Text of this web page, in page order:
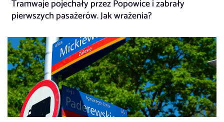
Tramwaje pojechały przez Popowice i zabrały
pierwszych pasażerów. Jak wrażenia?